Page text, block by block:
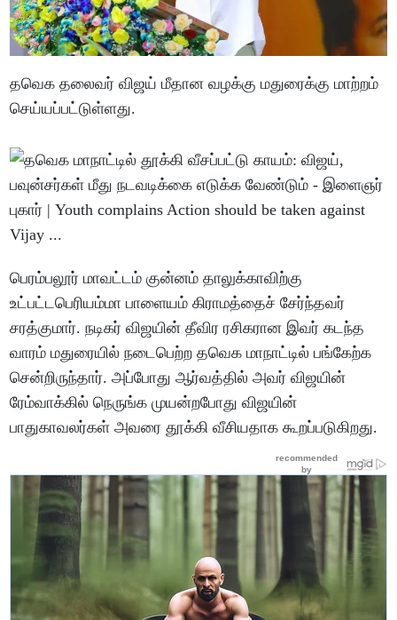
தவெக தலைவர் விஜய் மீதான வழக்கு மதுரைக்கு மாற்றம்
செய்யப்பட்டுள்ளது.
பெரம்பலூர் மாவட்டம் குன்னம் தாலுக்காவிற்கு
உட்பட்டபெரியம்மா பாளையம் கிராமத்தைச் சேர்ந்தவர்
சரத்குமார். நடிகர் விஜயின் தீவிர ரசிகரான இவர் கடந்த
வாரம் மதுரையில் நடைபெற்ற தவெக மாநாட்டில் பங்கேற்க
சென்றிருந்தார். அப்போது ஆர்வத்தில் அவர் விஜயின்
ரேம்வாக்கில் நெருங்க முயன்றபோது விஜயின்
பாதுகாவலர்கள் அவரை தூக்கி வீசியதாக கூறப்படுகிறது.